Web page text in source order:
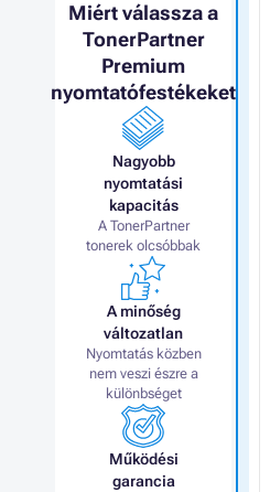
Miért válassza a
TonerPartner
Premium
nyomtatófestékeket
Nagyobb
nyomtatási
kapacitás
A TonerPartner
tonerek olcsóbbak
A minőség
változatlan
Nyomtatás közben
nem veszi észre a
különbséget
Működési
garancia